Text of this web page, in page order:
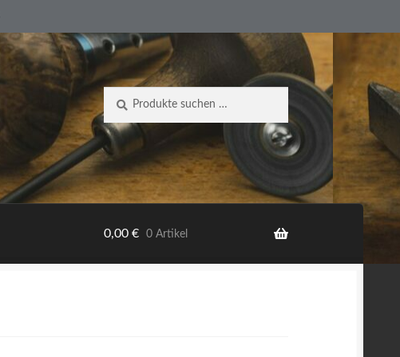
nach:
0,00 € 0 Artikel